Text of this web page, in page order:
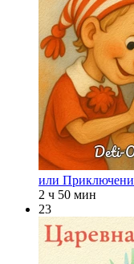
или
2 ч 50 мин
23